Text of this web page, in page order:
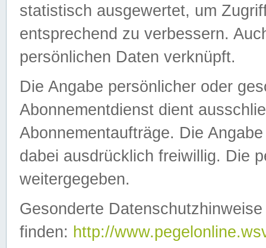
statistisch ausgewertet, um
entsprechend zu verbessern.
persönlichen Daten verknüpft.
Die Angabe persönlicher oder
Abonnementdienst dient
Abonnementaufträge. Die
dabei ausdrücklich freiwillig. Die
weitergegeben.
Gesonderte
finden: http://